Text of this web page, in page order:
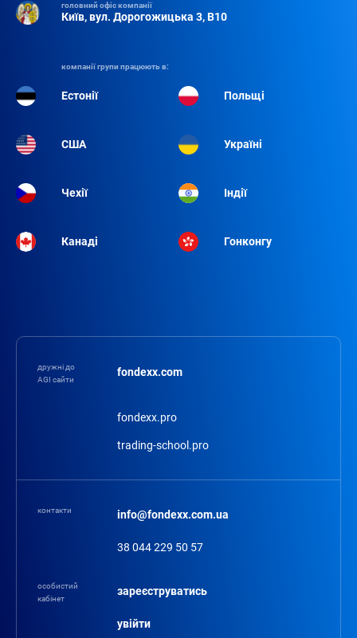
головний офіс компанії
Київ, вул. Дорогожицька 3, B10
компанії групи працюють в:
Естонії Польщі
США Україні
Чехії Індії
Канаді Гонконгу
дружні до
AGI сайти
fondexx.com
fondexx.pro
trading-school.pro
контакти info@fondexx.com.ua
38 044 229 50 57
особистий
кабінет
зареєструватись
увійти